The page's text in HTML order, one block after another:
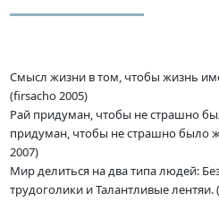
Смысл жизни в том, чтобы жизнь
(firsacho 2005)
Рай придуман, чтобы не страшно
придуман, чтобы не страшно было
2007)
Мир делиться на два типа людей:
трудоголики и Талантливые лентяи.